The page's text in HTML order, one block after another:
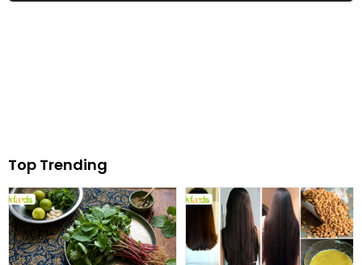
سکتا ہے؟ جانیئے کہیں دیر
بڑی قربانی دے کر عورتوں
Top Trending